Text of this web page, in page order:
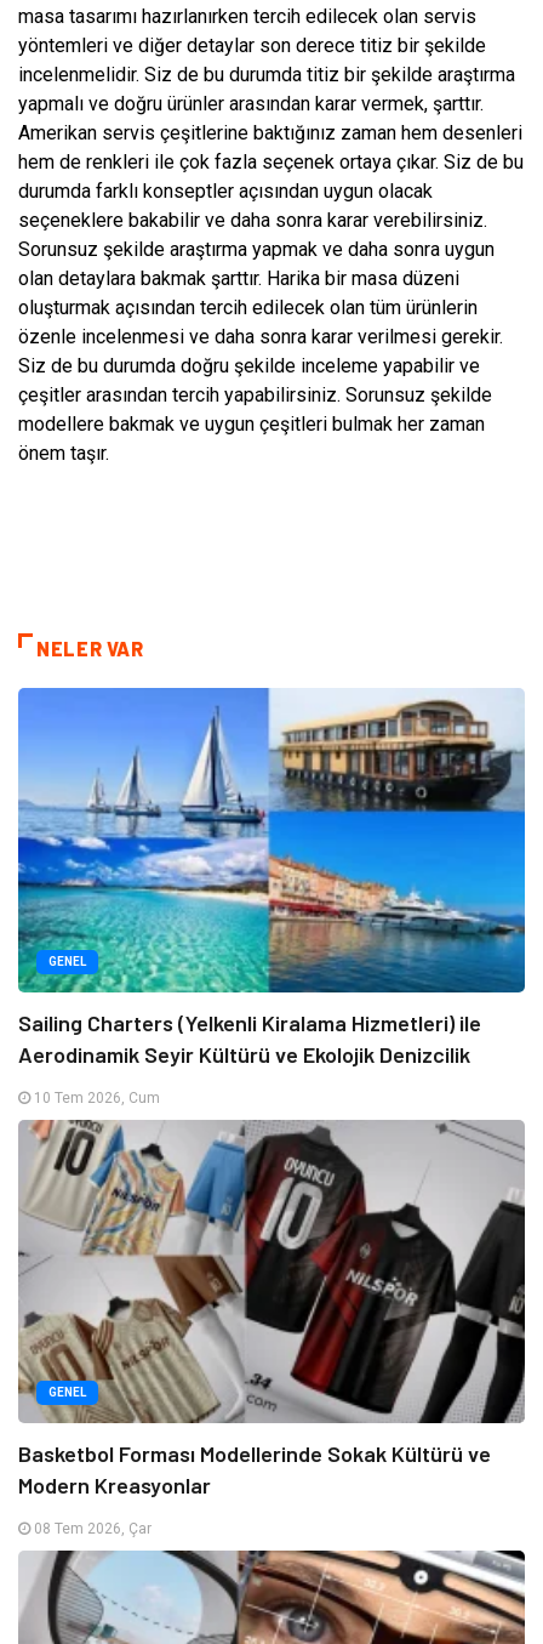
masa tasarımı hazırlanırken tercih edilecek olan servis
yöntemleri ve diğer detaylar son derece titiz bir şekilde
incelenmelidir. Siz de bu durumda titiz bir şekilde araştırma
yapmalı ve doğru ürünler arasından karar vermek, şarttır.
Amerikan servis çeşitlerine baktığınız zaman hem desenleri
hem de renkleri ile çok fazla seçenek ortaya çıkar. Siz de bu
durumda farklı konseptler açısından uygun olacak
seçeneklere bakabilir ve daha sonra karar verebilirsiniz.
Sorunsuz şekilde araştırma yapmak ve daha sonra uygun
olan detaylara bakmak şarttır. Harika bir masa düzeni
oluşturmak açısından tercih edilecek olan tüm ürünlerin
özenle incelenmesi ve daha sonra karar verilmesi gerekir.
Siz de bu durumda doğru şekilde inceleme yapabilir ve
çeşitler arasından tercih yapabilirsiniz. Sorunsuz şekilde
modellere bakmak ve uygun çeşitleri bulmak her zaman
önem taşır.
NELER VAR
GENEL
Sailing Charters (Yelkenli Kiralama Hizmetleri) ile
Aerodinamik Seyir Kültürü ve Ekolojik Denizcilik
10 Tem 2026, Cum
GENEL
Basketbol Forması Modellerinde Sokak Kültürü ve
Modern Kreasyonlar
08 Tem 2026, Çar